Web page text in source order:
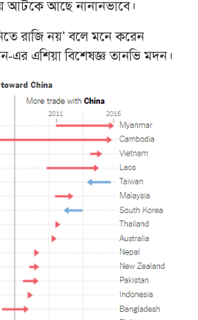
আটকে আছে নানানভাবে।
রাজি নয়’ বলে মনে করেন
এর এশিয়া বিশেষজ্ঞ তানভি মদন।